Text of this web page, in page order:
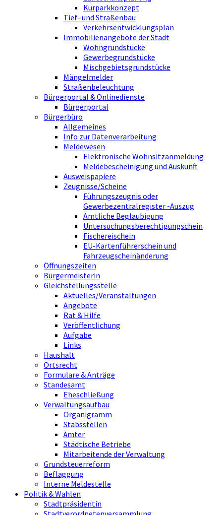
Kurparkkonzept
Tief- und Straßenbau
Verkehrsentwicklungsplan
Immobilienangebote der Stadt
Wohngrundstücke
Gewerbegrundstücke
Mischgebietsgrundstücke
Mängelmelder
Straßenbeleuchtung
Bürgerportal & Onlinedienste
Bürgerportal
Bürgerbüro
Allgemeines
Info zur Datenverarbeitung
Meldewesen
Elektronische Wohnsitzanmeldung
Meldebescheinigung und Auskunft
Ausweispapiere
Zeugnisse/Scheine
Führungszeugnis oder
Gewerbezentralregister -Auszug
Amtliche Beglaubigung
Untersuchungsberechtigungschein
Fischereischein
EU-Kartenführerschein und
Fahrzeugscheinänderung
Öffnungszeiten
Bürgermeisterin
Gleichstellungsstelle
Aktuelles/Veranstaltungen
Angebote
Rat & Hilfe
Veröffentlichung
Aufgabe
Links
Haushalt
Ortsrecht
Formulare & Anträge
Standesamt
Eheschließung
Verwaltungsaufbau
Organigramm
Stabsstellen
Ämter
Städtische Betriebe
Mitarbeitende der Verwaltung
Grundsteuerreform
Beflaggung
Interne Meldestelle
Politik & Wahlen
Stadtpräsidentin